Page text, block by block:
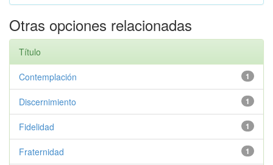
Otras opciones relacionadas
Título
1
Contemplación
1
Discernimiento
1
Fidelidad
1
Fraternidad